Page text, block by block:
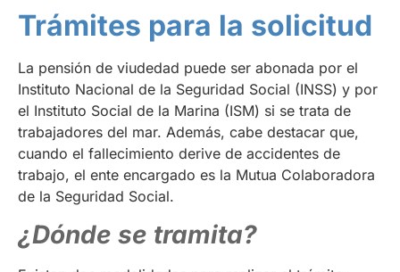
Trámites para la solicitud
La pensión de viudedad puede ser abonada por el
Instituto Nacional de la Seguridad Social (INSS) y por
el Instituto Social de la Marina (ISM) si se trata de
trabajadores del mar. Además, cabe destacar que,
cuando el fallecimiento derive de accidentes de
trabajo, el ente encargado es la Mutua Colaboradora
de la Seguridad Social.
¿Dónde se tramita?